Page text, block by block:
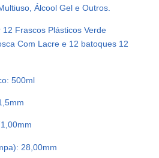
Álcool Gel e Outros.
Frascos Plásticos Verde
Com Lacre e 12 batoques 12
500ml
28,00mm